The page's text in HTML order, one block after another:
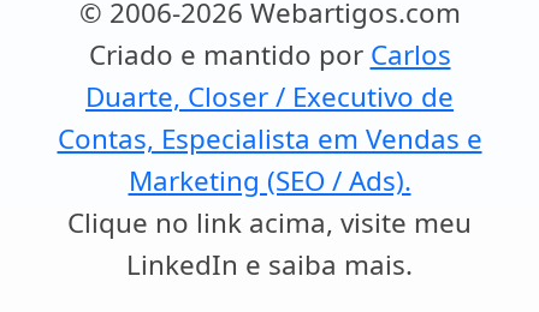
© 2006-2026 Webartigos.com
Criado e mantido por Carlos
Duarte, Closer / Executivo de
Contas, Especialista em Vendas e
Marketing (SEO / Ads).
Clique no link acima, visite meu
LinkedIn e saiba mais.